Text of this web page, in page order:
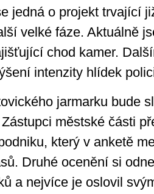
jedná o projekt trvající
velké fáze. Aktuálně
chod kamer.
intenzity hlídek
jarmarku bude
městské části
který v anketě
Druhé ocenění si
a nejvíce je oslovil